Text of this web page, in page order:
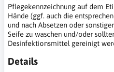
Pflegekennzeichnung auf dem
Hände (ggf. auch die
und nach Absetzen oder
Seife zu waschen und/oder
Desinfektionsmittel gereinigt
Details